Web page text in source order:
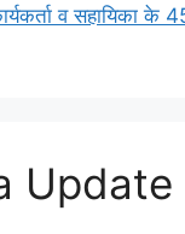
व सहायिका के
Update